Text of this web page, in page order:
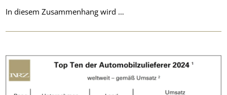
In diesem Zusammenhang wird …